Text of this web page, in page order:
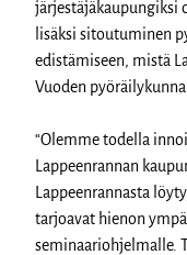
järjestäjäkaupungiksi
lisäksi sitoutuminen
edistämiseen, mistä
Vuoden
“Olemme todella
Lappeenrannan
Lappeenrannasta
tarjoavat hienon
seminaariohjelmalle.